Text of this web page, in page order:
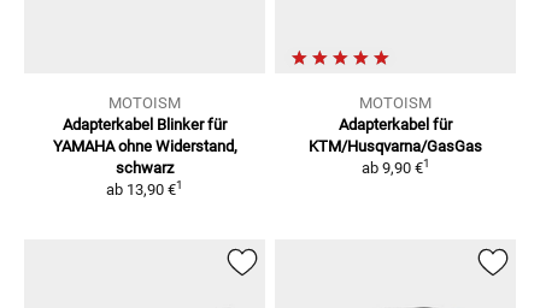
MOTOISM
Adapterkabel Blinker für
YAMAHA ohne Widerstand,
schwarz
ab 13,90 €1
MOTOISM
Adapterkabel für
KTM/Husqvarna/GasGas
ab 9,90 €1